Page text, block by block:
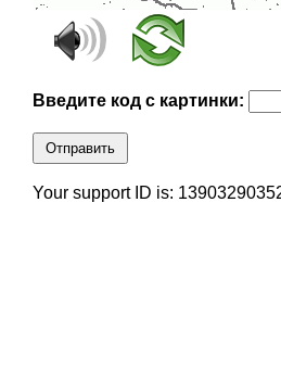
Введите код с картинки:
Отправить
Your support ID is: